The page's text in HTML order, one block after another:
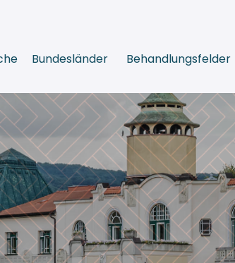
Bundesländer Behandlungsfelder